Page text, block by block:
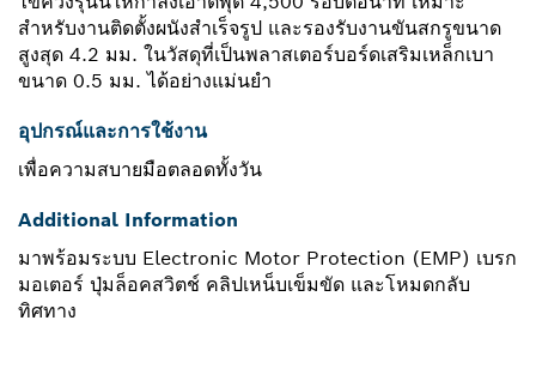
สำหรับงานติดตั้งผนังสำเร็จรูป และรองรับงานขันสกรูขนาด
สูงสุด 4.2 มม. ในวัสดุที่เป็นพลาสเตอร์บอร์ดเสริมเหล็กเบา
ขนาด 0.5 มม. ได้อย่างแม่นยำ
อุปกรณ์และการใช้งาน
เพื่อความสบายมือตลอดทั้งวัน
Additional Information
มาพร้อมระบบ Electronic Motor Protection (EMP) เบรก
มอเตอร์ ปุ่มล็อคสวิตช์ คลิปเหน็บเข็มขัด และโหมดกลับ
ทิศทาง